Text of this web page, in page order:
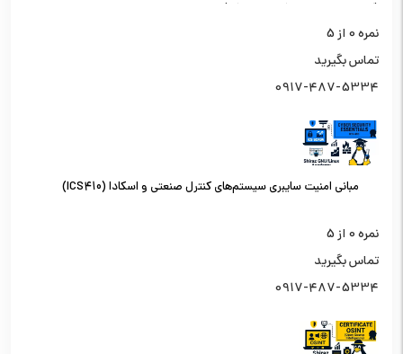
نمره0 از 5
تماس بگیرید
0917-487-5334
مبانی امنیت سایبری سیستم‌های کنترل صنعتی و اسکادا (ICS410)
نمره0 از 5
تماس بگیرید
0917-487-5334